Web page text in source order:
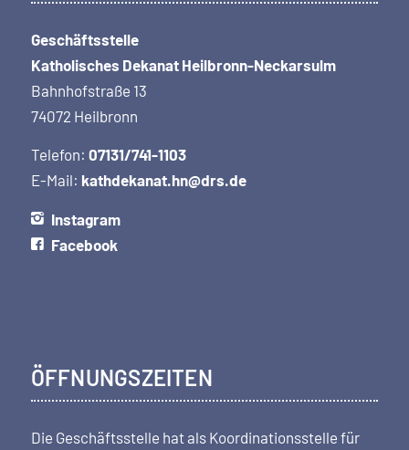
Geschäftsstelle
Katholisches Dekanat Heilbronn-Neckarsulm
Bahnhofstraße 13
74072 Heilbronn
Telefon: 07131/741-1103
E-Mail: kathdekanat.hn@drs.de
Instagram
Facebook
ÖFFNUNGSZEITEN
Die Geschäftsstelle hat als Koordi­nations­stelle für